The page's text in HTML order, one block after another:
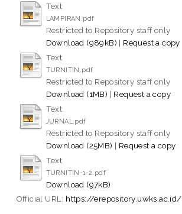
Text
LAMPIRAN.pdf
Restricted to Repository staff only
Download (989kB) | Request a copy
Text
TURNITIN.pdf
Restricted to Repository staff only
Download (1MB) | Request a copy
Text
JURNAL.pdf
Restricted to Repository staff only
Download (25MB) | Request a copy
Text
TURNITIN-1-2.pdf
Download (97kB)
Official URL: https://erepository.uwks.ac.id/